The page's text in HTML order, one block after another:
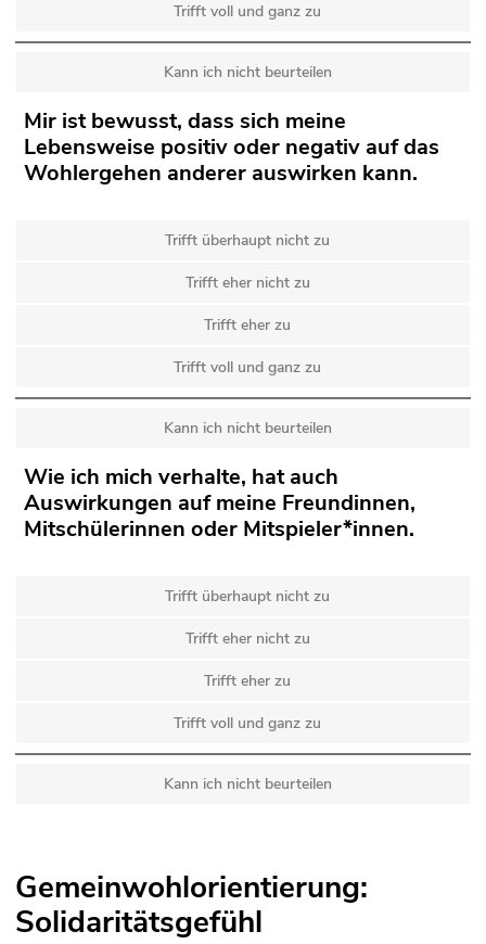
Trifft voll und ganz zu
Kann ich nicht beurteilen
Mir ist bewusst, dass sich meine
Lebensweise positiv oder negativ auf das
Wohlergehen anderer auswirken kann.
Trifft überhaupt nicht zu
Trifft eher nicht zu
Trifft eher zu
Trifft voll und ganz zu
Kann ich nicht beurteilen
Wie ich mich verhalte, hat auch
Auswirkungen auf meine Freundinnen,
Mitschülerinnen oder Mitspieler*innen.
Trifft überhaupt nicht zu
Trifft eher nicht zu
Trifft eher zu
Trifft voll und ganz zu
Kann ich nicht beurteilen
Gemeinwohlorientierung:
Solidaritätsgefühl